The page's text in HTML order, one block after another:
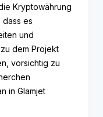
Kryptowährung
dass es
und
dem Projekt
vorsichtig zu
in Glamjet